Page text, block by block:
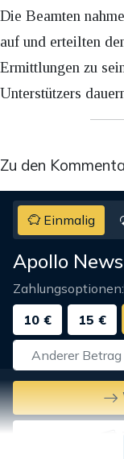
Die Beamten
auf und erteilten
Ermittlungen zu
Unterstützers
Zu den
Einmalig
Apollo
Zahlungsoptionen:
10 €
15 €